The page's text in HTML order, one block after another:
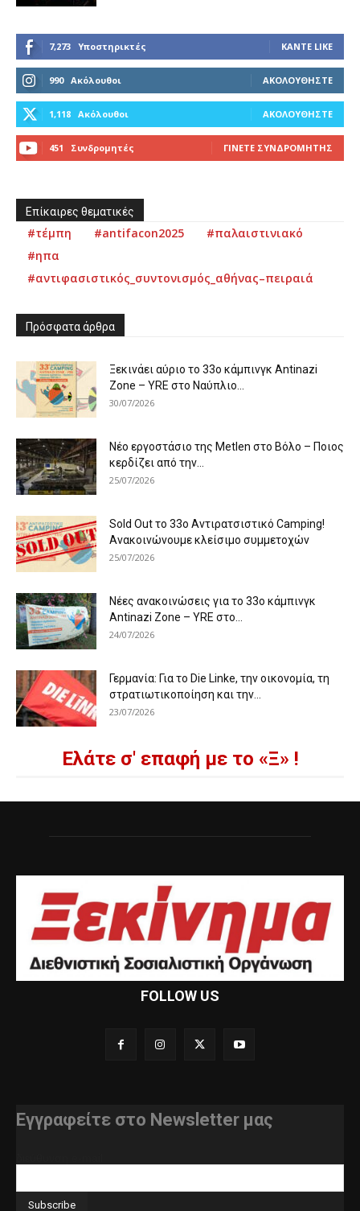
7,273 Υποστηρικτές ΚΆΝΤΕ LIKE
990 Ακόλουθοι ΑΚΟΛΟΥΘΉΣΤΕ
1,118 Ακόλουθοι ΑΚΟΛΟΥΘΉΣΤΕ
451 Συνδρομητές ΓΊΝΕΤΕ ΣΥΝΔΡΟΜΗΤΉΣ
Επίκαιρες θεματικές
#τέμπη #antifacon2025
#παλαιστινιακό
#ηπα
#αντιφασιστικός_συντονισμός_αθήνας–πειραιά
Πρόσφατα άρθρα
Ξεκινάει αύριο το 33ο κάμπινγκ Antinazi
Zone – YRE στο Ναύπλιο...
30/07/2026
Νέο εργοστάσιο της Metlen στο Βόλο – Ποιος
κερδίζει από την...
25/07/2026
Sold Out το 33ο Αντιρατσιστικό Camping!
Ανακοινώνουμε κλείσιμο συμμετοχών
25/07/2026
Νέες ανακοινώσεις για το 33ο κάμπινγκ
Antinazi Zone – YRE στο...
24/07/2026
Γερμανία: Για το Die Linke, την οικονομία, τη
στρατιωτικοποίηση και την...
23/07/2026
Ελάτε σ' επαφή με το «Ξ» !
FOLLOW US
Εγγραφείτε στο Newsletter μας